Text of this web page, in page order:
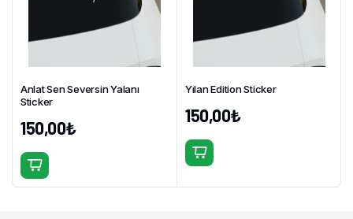
ürün
ürün
Anlat Sen Seversin Yalanı
Sticker
150,00₺
Bu
ürünün
Yılan Edition Sticker
150,00₺
Bu